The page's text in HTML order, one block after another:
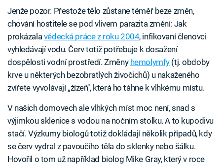
Jenže pozor. Přestože tělo zůstane téměř beze změn,
chování hostitele se pod vlivem parazita změní: Jak
prokázalavědecká práce z roku 2004, infikovaní členovci
vyhledávají vodu. Červ totiž potřebuje k dosažení
dospělosti vodní prostředí. Změny hemolymfy(tj. obdoby
krve u některých bezobratlých živočichů) u nakaženého
zvířete vyvolávají „žízeň", která ho táhne k vlhkému místu.
V našich domovech ale vlhkých míst moc není, snad s
výjimkou sklenice s vodou na nočním stolku. A to kupodivu
stačí. Výzkumy biologů totiž dokládají několik případů, kdy
se červ vydral z pavoučího těla do sklenky nebo šálku.
Hovořil o tom už například biolog Mike Gray, který v roce